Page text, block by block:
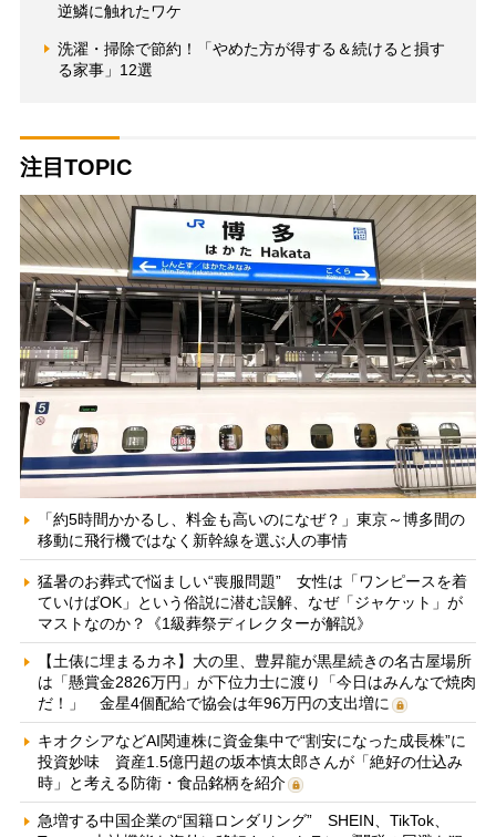
逆鱗に触れたワケ
洗濯・掃除で節約！「やめた方が得する＆続けると損す
る家事」12選
注目TOPIC
「約5時間かかるし、料金も高いのになぜ？」東京～博多間の
移動に飛行機ではなく新幹線を選ぶ人の事情
猛暑のお葬式で悩ましい“喪服問題” 女性は「ワンピースを着
ていけばOK」という俗説に潜む誤解、なぜ「ジャケット」が
マストなのか？《1級葬祭ディレクターが解説》
【土俵に埋まるカネ】大の里、豊昇龍が黒星続きの名古屋場所
は「懸賞金2826万円」が下位力士に渡り「今日はみんなで焼肉
だ！」 金星4個配給で協会は年96万円の支出増に
キオクシアなどAI関連株に資金集中で“割安になった成長株”に
投資妙味 資産1.5億円超の坂本慎太郎さんが「絶好の仕込み
時」と考える防衛・食品銘柄を紹介
急増する中国企業の“国籍ロンダリング” SHEIN、TikTok、